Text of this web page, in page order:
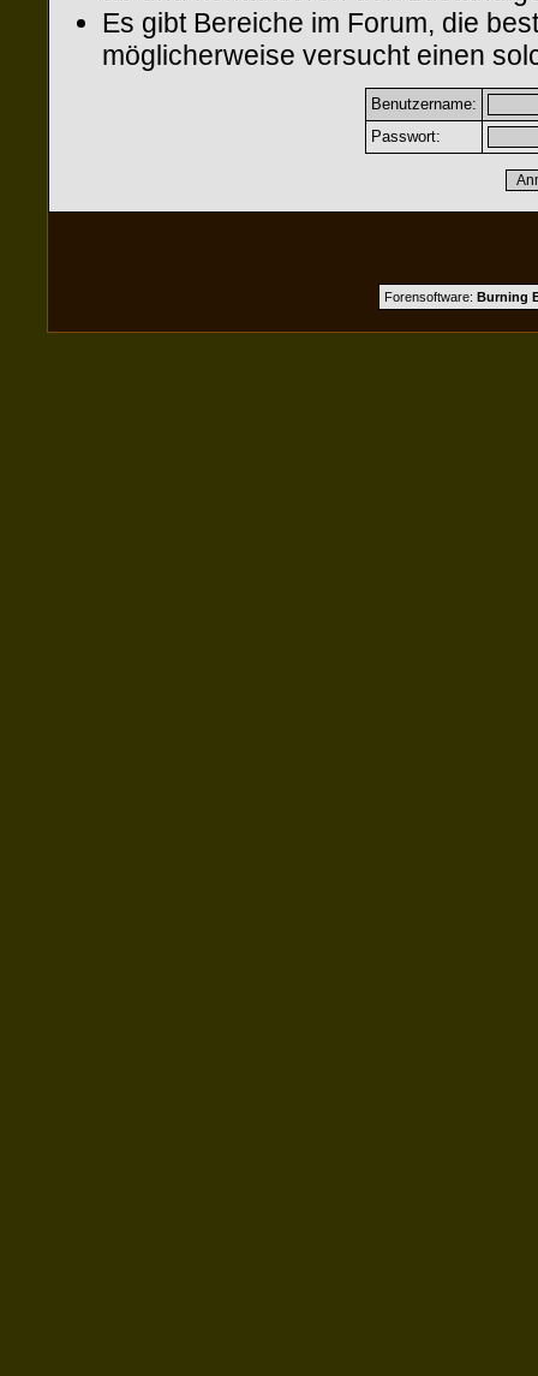
Es gibt Bereiche im Forum, die
möglicherweise versucht einen
Benutzername:
Passwort:
Forensoftware: Burning